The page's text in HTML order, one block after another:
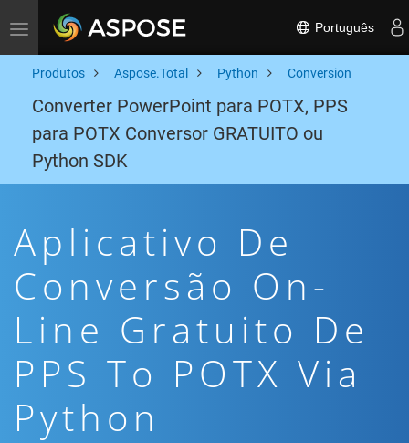
Toggle navigation Português
Produtos Aspose.Total Python Conversion
Converter PowerPoint para POTX, PPS
para POTX Conversor GRATUITO ou
Python SDK
Aplicativo De
Conversão On-
Line Gratuito De
PPS To POTX Via
Python